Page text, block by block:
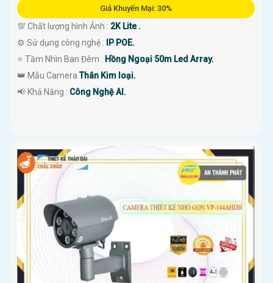
Giá Khuyến Mại: 30%
💯 Chất lượng hình Ảnh : 2K Lite .
⚙ Sử dụng công nghệ :
IP POE.
⭐ Tầm Nhìn Ban Đêm : Hồng Ngoại 50m Led Array.
👑 Mẫu CameraThân Kim loại.
️📢 Khả Năng : Công Nghệ AI.